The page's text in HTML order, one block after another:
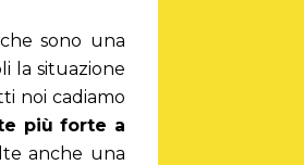
sono una
la situazione
noi cadiamo
più forte a
anche una